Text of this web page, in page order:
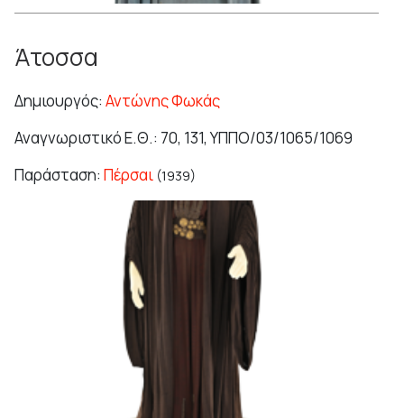
Άτοσσα
Δημιουργός: Αντώνης Φωκάς
Αναγνωριστικό Ε.Θ.: 70, 131, ΥΠΠΟ/03/1065/1069
Παράσταση: Πέρσαι (1939)